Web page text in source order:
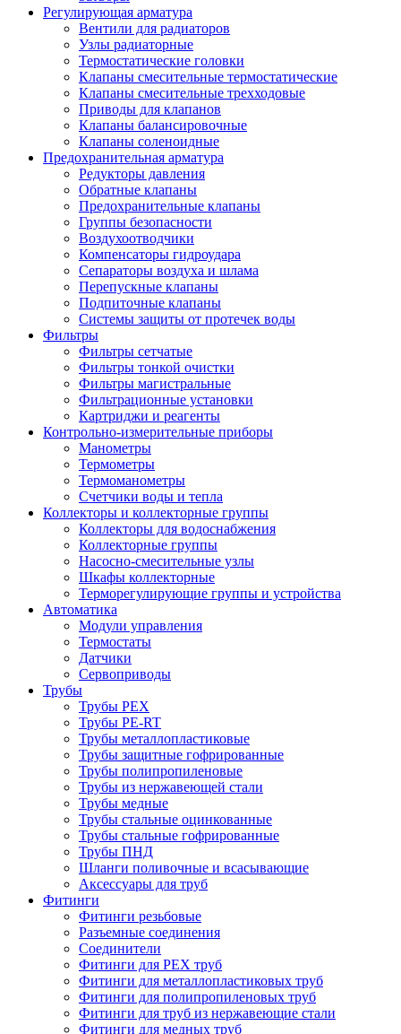
Регулирующая арматура
Вентили для радиаторов
Узлы радиаторные
Термостатические головки
Клапаны смесительные термостатические
Клапаны смесительные трехходовые
Приводы для клапанов
Клапаны балансировочные
Клапаны соленоидные
Предохранительная арматура
Редукторы давления
Обратные клапаны
Предохранительные клапаны
Группы безопасности
Воздухоотводчики
Компенсаторы гидроудара
Сепараторы воздуха и шлама
Перепускные клапаны
Подпиточные клапаны
Системы защиты от протечек воды
Фильтры
Фильтры сетчатые
Фильтры тонкой очистки
Фильтры магистральные
Фильтрационные установки
Картриджи и реагенты
Контрольно-измерительные приборы
Манометры
Термометры
Термоманометры
Счетчики воды и тепла
Коллекторы и коллекторные группы
Коллекторы для водоснабжения
Коллекторные группы
Насосно-смесительные узлы
Шкафы коллекторные
Терморегулирующие группы и устройства
Автоматика
Модули управления
Термостаты
Датчики
Сервоприводы
Трубы
Трубы PEX
Трубы PE-RT
Трубы металлопластиковые
Трубы защитные гофрированные
Трубы полипропиленовые
Трубы из нержавеющей стали
Трубы медные
Трубы стальные оцинкованные
Трубы стальные гофрированные
Трубы ПНД
Шланги поливочные и всасывающие
Аксессуары для труб
Фитинги
Фитинги резьбовые
Разъемные соединения
Соединители
Фитинги для PEX труб
Фитинги для металлопластиковых труб
Фитинги для полипропиленовых труб
Фитинги для труб из нержавеющие стали
Фитинги для медных труб